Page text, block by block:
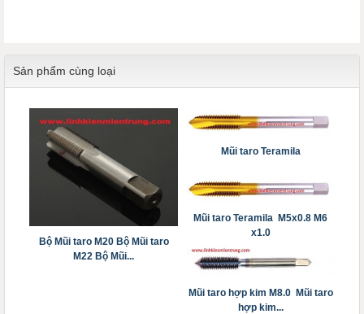
Sản phẩm cùng loại
Bộ Mũi taro M20 Bộ Mũi taro
M22 Bộ Mũi...
Mũi taro Teramila
Mũi taro Teramila M5x0.8 M6
x1.0
Mũi taro hợp kim M8.0 Mũi taro
hợp kim...